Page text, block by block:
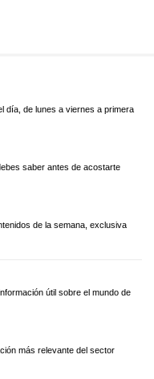
día, de lunes a viernes a primera
saber antes de acostarte
de la semana, exclusiva
útil sobre el mundo de
más relevante del sector